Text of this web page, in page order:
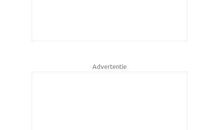
Advertentie